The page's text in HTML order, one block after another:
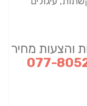
והצעות מחיר
077-